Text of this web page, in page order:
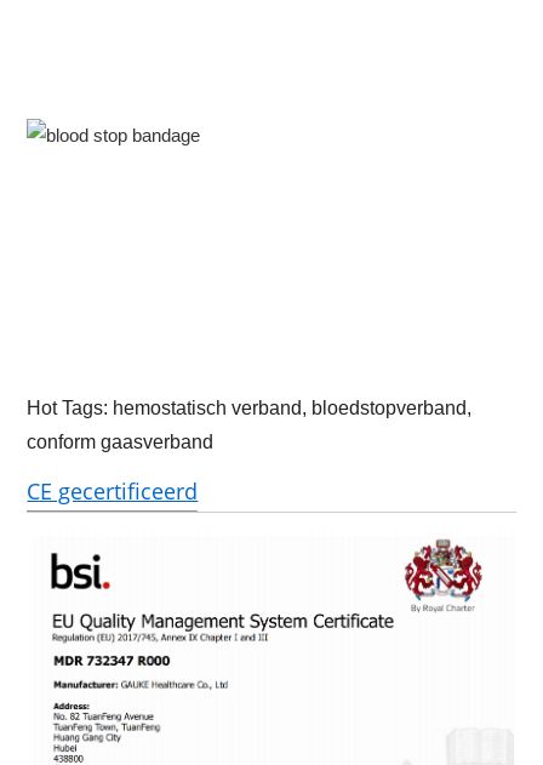
Hot Tags: hemostatisch verband, bloedstopverband,
conform gaasverband
CE gecertificeerd